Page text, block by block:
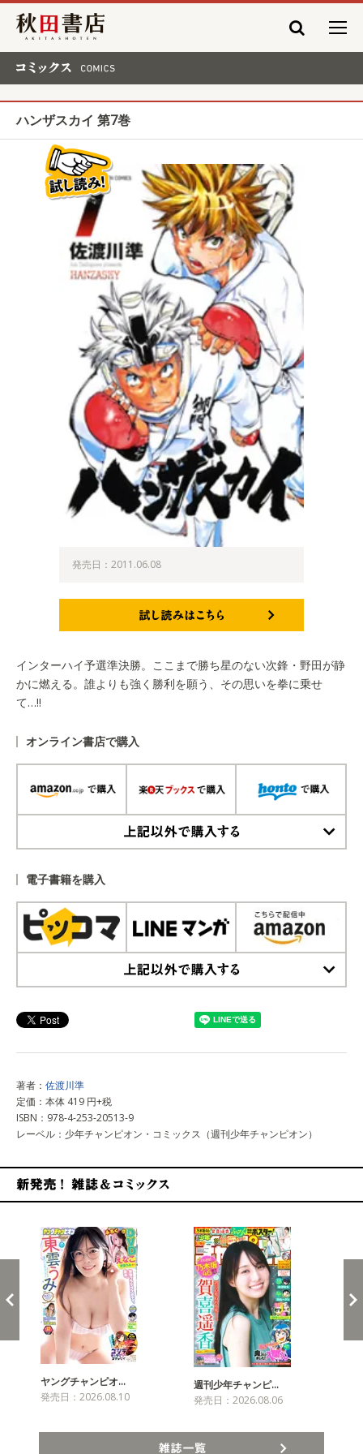
秋田書店
ハンザスカイ 第7巻
発売日：2011.06.08
インターハイ予選準決勝。ここまで勝ち星のない次鋒・野田が静
かに燃える。誰よりも強く勝利を願う、その思いを拳に乗せ
て…!!
オンライン書店で購入
電子書籍を購入
著者： 佐渡川準
定価：本体 419 円+税
ISBN：978-4-253-20513-9
レーベル：少年チャンピオン・コミックス（週刊少年チャンピオン）
ヤングチャンピオ…
発売日：2026.08.10
週刊少年チャンピ…
発売日：2026.08.06